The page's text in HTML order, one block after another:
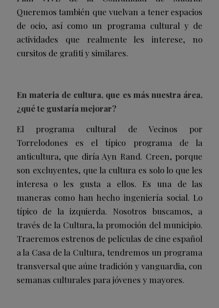
Queremos también que vuelvan a tener espacios
de ocio, así como un programa cultural y de
actividades que realmente les interese, no
cursitos de grafiti y similares.
En materia de cultura, que es más nuestra área,
¿qué te gustaría mejorar?
El programa cultural de Vecinos por
Torrelodones es el típico programa de la
anticultura, que diría Ayn Rand. Creen, porque
son excluyentes, que la cultura es solo lo que les
interesa o les gusta a ellos. Es una de las
maneras como han hecho ingeniería social. Lo
típico de la izquierda. Nosotros buscamos, a
través de la Cultura, la promoción del municipio.
Traeremos estrenos de películas de cine español
a la Casa de la Cultura, tendremos un programa
transversal que aúne tradición y vanguardia, con
semanas culturales para jóvenes y mayores.